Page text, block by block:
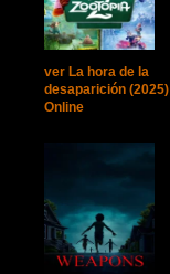
ver La hora de la
desaparición (2025)
Online